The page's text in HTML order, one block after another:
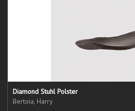
Diamond Stuhl Polster
Bertoia, Harry